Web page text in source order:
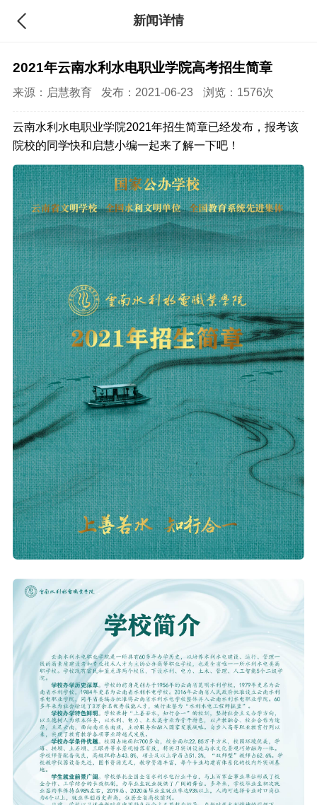
新闻详情
2021年云南水利水电职业学院高考招生简章
来源： 启慧教育 发布：2021-06-23 浏览：1576次
云南水利水电职业学院2021年招生简章已经发布，报考该
院校的同学快和启慧小编一起来了解一下吧！